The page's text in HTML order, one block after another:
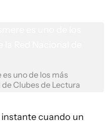
uno de los más
Clubes de Lectura
cuando un